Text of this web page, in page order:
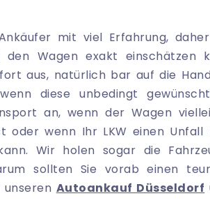
mit viel Erfahrung,
den Wagen exakt einschätzen
aus, natürlich bar auf die
diese unbedingt
an, wenn der Wagen
oder wenn Ihr LKW einen
Wir holen sogar die
sollten Sie vorab einen
unseren Autoankauf Düsseldorf